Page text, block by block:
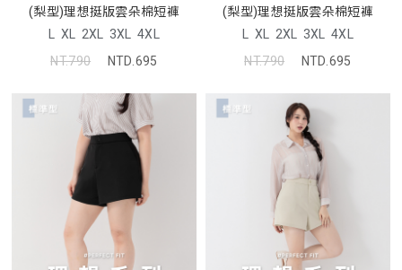
(梨型)理想挺版雲朵棉短褲
L XL 2XL 3XL 4XL
NT.790
NTD.695
(梨型)理想挺版雲朵棉短褲
L XL 2XL 3XL 4XL
NT.790
NTD.695